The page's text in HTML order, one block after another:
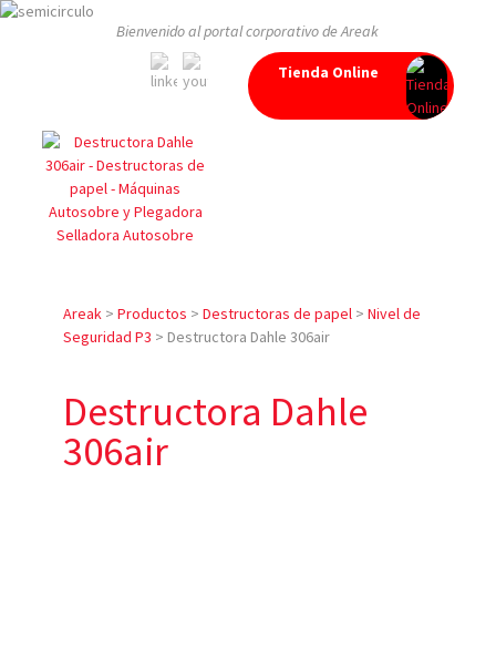
Bienvenido al portal corporativo de Areak
Tienda Online
Areak> Productos > Destructoras de papel> Nivel de
Seguridad P3 > Destructora Dahle 306air
Destructora Dahle
306air